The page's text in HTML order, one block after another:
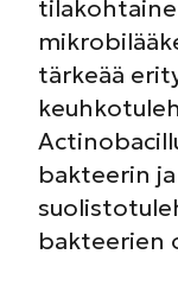
tärkeää
bakteerin
bakteerien